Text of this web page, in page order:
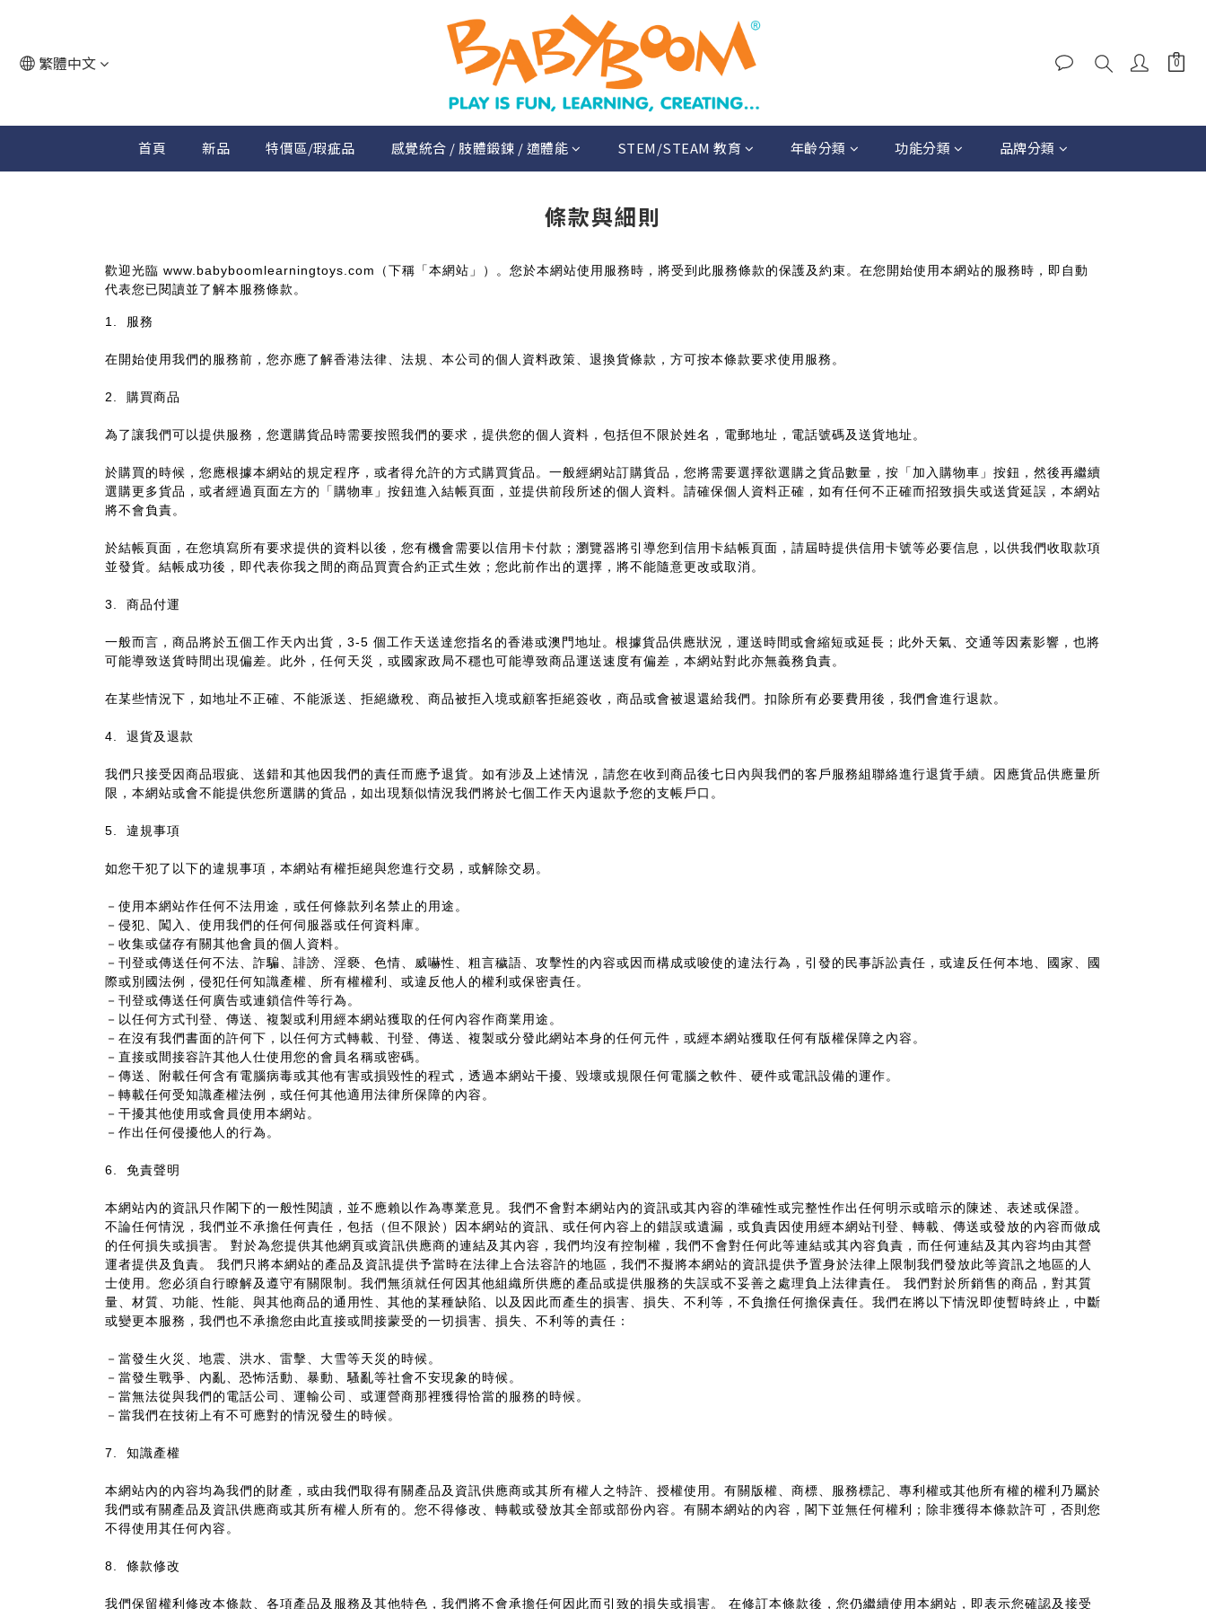
繁體中文
首頁 新品 特價區/瑕疵品 感覺統合 / 肢體鍛鍊 / 適體能 STEM/STEAM 教育 年齡分類 功能分類 品牌分類
條款與細則
歡迎光臨 www.babyboomlearningtoys.com
（下稱「本網站」）。您於本網站使用服務時，將受到此服務條款的保護及約束。在您開始使用本網站的服務時，即自動
代表您已閱讀並了解本服務條款。
1. 服務
在開始使用我們的服務前，您亦應了解香港法律、法規、本公司的個人資料政策、退換貨條款，方可按本條款要求使用服務。
2. 購買商品
為了讓我們可以提供服務，您選購貨品時需要按照我們的要求，提供您的個人資料，包括但不限於姓名，電郵地址，電話號碼及送貨地址。
於購買的時候，您應根據本網站的規定程序，或者得允許的方式購買貨品。一般經網站訂購貨品，您將需要選擇欲選購之貨品數量，按「加入購物車」按鈕，然後再繼續
選購更多貨品，或者經過頁面左方的「購物車」按鈕進入結帳頁面，並提供前段所述的個人資料。請確保個人資料正確，如有任何不正確而招致損失或送貨延誤，本網站
將不會負責。
於結帳頁面，在您填寫所有要求提供的資料以後，您有機會需要以信用卡付款；瀏覽器將引導您到信用卡結帳頁面，請屆時提供信用卡號等必要信息，以供我們收取款項
並發貨。結帳成功後，即代表你我之間的商品買賣合約正式生效；您此前作出的選擇，將不能隨意更改或取消。
3. 商品付運
一般而言，商品將於五個工作天內出貨， 3-5 個工作天送達您指名的香港或澳門地址。根據貨品供應狀況，運送時間或會縮短或延長；此外天氣、交通等因素影響，也將
可能導致送貨時間出現偏差。此外，任何天災，或國家政局不穩也可能導致商品運送速度有偏差，本網站對此亦無義務負責。
在某些情況下，如地址不正確、不能派送、拒絕繳稅、商品被拒入境或顧客拒絕簽收，商品或會被退還給我們。扣除所有必要費用後，我們會進行退款。
4. 退貨及退款
我們只接受因商品瑕疵、送錯和其他因我們的責任而應予退貨。如有涉及上述情況，請您在收到商品後七日內與我們的客戶服務組聯絡進行退貨手續。因應貨品供應量所
限，本網站或會不能提供您所選購的貨品，如出現類似情況我們將於七個工作天內退款予您的支帳戶口。
5. 違規事項
如您干犯了以下的違規事項，本網站有權拒絕與您進行交易，或解除交易。
－使用本網站作任何不法用途，或任何條款列名禁止的用途。
－侵犯、闖入、使用我們的任何伺服器或任何資料庫。
－收集或儲存有關其他會員的個人資料。
－刊登或傳送任何不法、詐騙、誹謗、淫褻、色情、威嚇性、粗言穢語、攻擊性的內容或因而構成或唆使的違法行為，引發的民事訴訟責任，或違反任何本地、國家、國
際或別國法例，侵犯任何知識產權、所有權權利、或違反他人的權利或保密責任。
－刊登或傳送任何廣告或連鎖信件等行為。
－以任何方式刊登、傳送、複製或利用經本網站獲取的任何內容作商業用途。
－在沒有我們書面的許何下，以任何方式轉載、刊登、傳送、複製或分發此網站本身的任何元件，或經本網站獲取任何有版權保障之內容。
－直接或間接容許其他人仕使用您的會員名稱或密碼。
－傳送、附載任何含有電腦病毒或其他有害或損毀性的程式，透過本網站干擾、毀壞或規限任何電腦之軟件、硬件或電訊設備的運作。
－轉載任何受知識產權法例，或任何其他適用法律所保障的內容。
－干擾其他使用或會員使用本網站。
－作出任何侵擾他人的行為。
6. 免責聲明
本網站內的資訊只作閣下的一般性閱讀，並不應賴以作為專業意見。我們不會對本網站內的資訊或其內容的準確性或完整性作出任何明示或暗示的陳述、表述或保證。
不論任何情況，我們並不承擔任何責任，包括（但不限於）因本網站的資訊、或任何內容上的錯誤或遺漏，或負責因使用經本網站刊登、轉載、傳送或發放的內容而做成
的任何損失或損害。
對於為您提供其他網頁或資訊供應商的連結及其內容，我們均沒有控制權，我們不會對任何此等連結或其內容負責，而任何連結及其內容均由其營
運者提供及負責。
我們只將本網站的產品及資訊提供予當時在法律上合法容許的地區，我們不擬將本網站的資訊提供予置身於法律上限制我們發放此等資訊之地區的人
士使用。您必須自行瞭解及遵守有關限制。我們無須就任何因其他組織所供應的產品或提供服務的失誤或不妥善之處理負上法律責任。
我們對於所銷售的商品，對其質
量、材質、功能、性能、與其他商品的通用性、其他的某種缺陷、以及因此而產生的損害、損失、不利等，不負擔任何擔保責任。我們在將以下情況即使暫時終止，中斷
或變更本服務，我們也不承擔您由此直接或間接蒙受的一切損害、損失、不利等的責任：
－當發生火災、地震、洪水、雷擊、大雪等天災的時候。
－當發生戰爭、內亂、恐怖活動、暴動、騷亂等社會不安現象的時候。
－當無法從與我們的電話公司、運輸公司、或運營商那裡獲得恰當的服務的時候。
－當我們在技術上有不可應對的情況發生的時候。
7. 知識產權
本網站內的內容均為我們的財產，或由我們取得有關產品及資訊供應商或其所有權人之特許、授權使用。有關版權、商標、服務標記、專利權或其他所有權的權利乃屬於
我們或有關產品及資訊供應商或其所有權人所有的。您不得修改、轉載或發放其全部或部份內容。有關本網站的內容，閣下並無任何權利；除非獲得本條款許可，否則您
不得使用其任何內容。
8. 條款修改
我們保留權利修改本條款、各項產品及服務及其他特色，我們將不會承擔任何因此而引致的損失或損害。 在修訂本條款後，您仍繼續使用本網站，即表示您確認及接受